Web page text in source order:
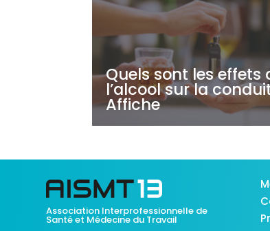
Quels sont les effets
l’alcool sur la
Affiche
Association Interprofessionnelle de
Santé et Médecine du Travail